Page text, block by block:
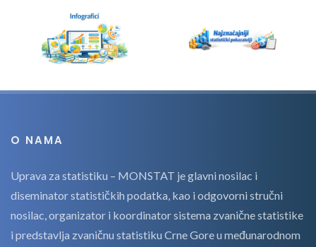
O NAMA
Uprava za statistiku – MONSTAT je glavni nosilac i
diseminator statističkih podatka, kao i odgovorni stručni
nosilac, organizator i koordinator sistema zvanične statistike
i predstavlja zvaničnu statistiku Crne Gore u međunarodnom